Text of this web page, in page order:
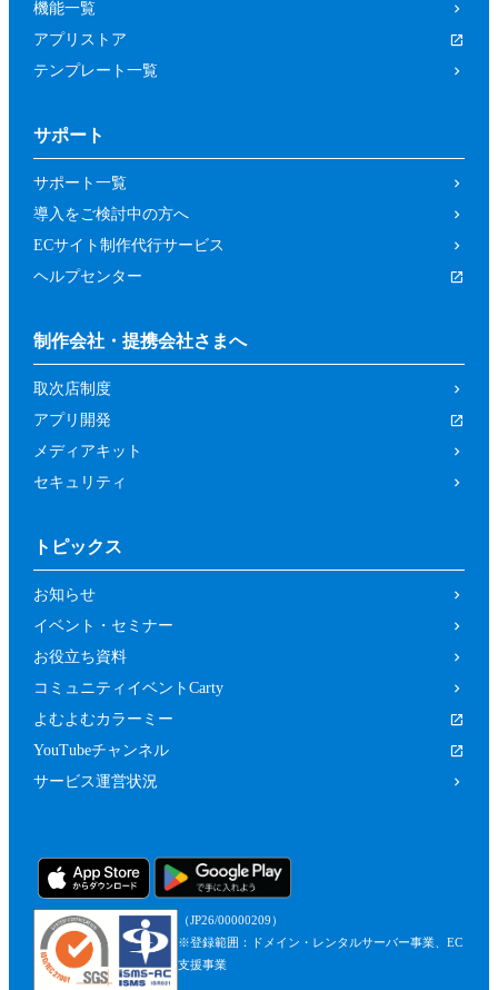
機能一覧
アプリストア
テンプレート一覧
サポート
サポート一覧
導入をご検討中の方へ
ECサイト制作代行サービス
ヘルプセンター
制作会社・提携会社さまへ
取次店制度
アプリ開発
メディアキット
セキュリティ
トピックス
お知らせ
イベント・セミナー
お役立ち資料
コミュニティイベントCarty
よむよむカラーミー
YouTubeチャンネル
サービス運営状況
（JP26/00000209）
※登録範囲：ドメイン・レンタルサーバー事業、EC
支援事業